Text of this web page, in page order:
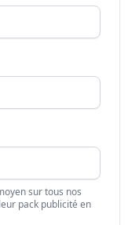
sur tous nos
pack publicité en